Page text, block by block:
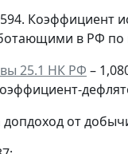
Коэффициент
в РФ по
25.1 НК РФ –
допдоход от